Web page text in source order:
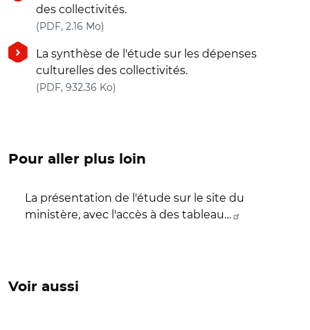
des collectivités.
(PDF, 2.16 Mo)
La synthèse de l'étude sur les dépenses
culturelles des collectivités.
(PDF, 932.36 Ko)
Pour aller plus loin
La présentation de l'étude sur le site du
ministère, avec l'accès à des tableau…
Voir aussi